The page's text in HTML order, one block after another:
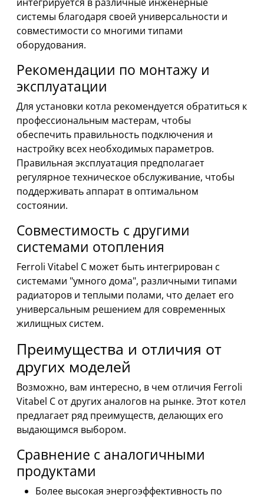
системы благодаря своей универсальности и
совместимости со многими типами
оборудования.
Рекомендации по монтажу и
эксплуатации
Для установки котла рекомендуется обратиться к
профессиональным мастерам, чтобы
обеспечить правильность подключения и
настройку всех необходимых параметров.
Правильная эксплуатация предполагает
регулярное техническое обслуживание, чтобы
поддерживать аппарат в оптимальном
состоянии.
Совместимость с другими
системами отопления
Ferroli Vitabel C может быть интегрирован с
системами "умного дома", различными типами
радиаторов и теплыми полами, что делает его
универсальным решением для современных
жилищных систем.
Преимущества и отличия от
других моделей
Возможно, вам интересно, в чем отличия Ferroli
Vitabel C от других аналогов на рынке. Этот котел
предлагает ряд преимуществ, делающих его
выдающимся выбором.
Сравнение с аналогичными
продуктами
Более высокая энергоэффективность по